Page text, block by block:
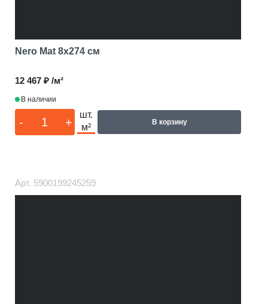
Nero Mat 8x274 см
12 467 ₽ /м²
В наличии
- +
шт.
м²
В корзину
Арт. 5900199245259